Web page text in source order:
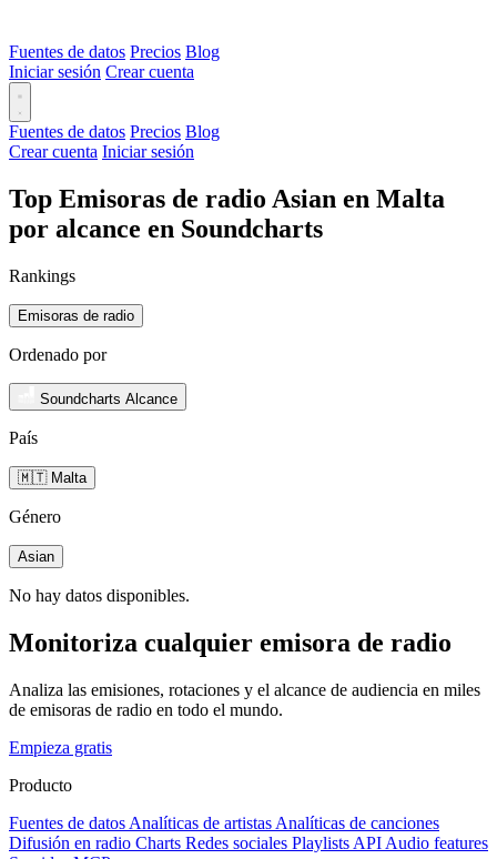
Fuentes de datos Precios Blog
Iniciar sesión Crear cuenta
Fuentes de datos Precios Blog
Crear cuenta Iniciar sesión
Top Emisoras de radio Asian en Malta
por alcance en Soundcharts
Rankings
Emisoras de radio
Ordenado por
Soundcharts Alcance
País
🇲🇹 Malta
Género
Asian
No hay datos disponibles.
Monitoriza cualquier emisora de radio
Analiza las emisiones, rotaciones y el alcance de audiencia en miles
de emisoras de radio en todo el mundo.
Empieza gratis
Producto
Fuentes de datos Analíticas de artistas Analíticas de canciones
Difusión en radio Charts Redes sociales Playlists API Audio features